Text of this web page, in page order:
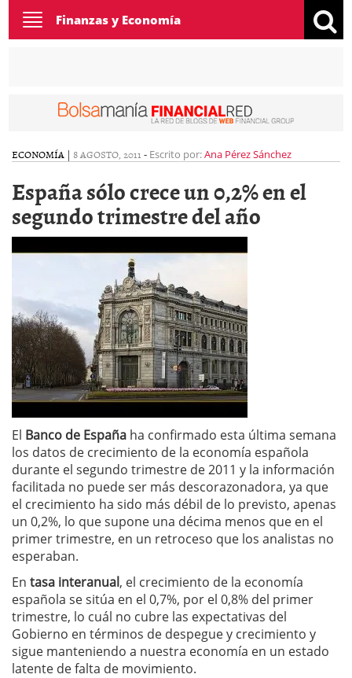
Toggle
navigation
Finanzas y Economía
ECONOMÍA | 8 AGOSTO, 2011 - Escrito por:Ana Pérez Sánchez
España sólo crece un 0,2% en el
segundo trimestre del año
El Banco de España ha confirmado esta última semana
los datos de crecimiento de la economía española
durante el segundo trimestre de 2011 y la información
facilitada no puede ser más descorazonadora, ya que
el crecimiento ha sido más débil de lo previsto, apenas
un 0,2%, lo que supone una décima menos que en el
primer trimestre, en un retroceso que los analistas no
esperaban.
En tasa interanual, el crecimiento de la economía
española se sitúa en el 0,7%, por el 0,8% del primer
trimestre, lo cuál no cubre las expectativas del
Gobierno en términos de despegue y crecimiento y
sigue manteniendo a nuestra economía en un estado
latente de falta de movimiento.